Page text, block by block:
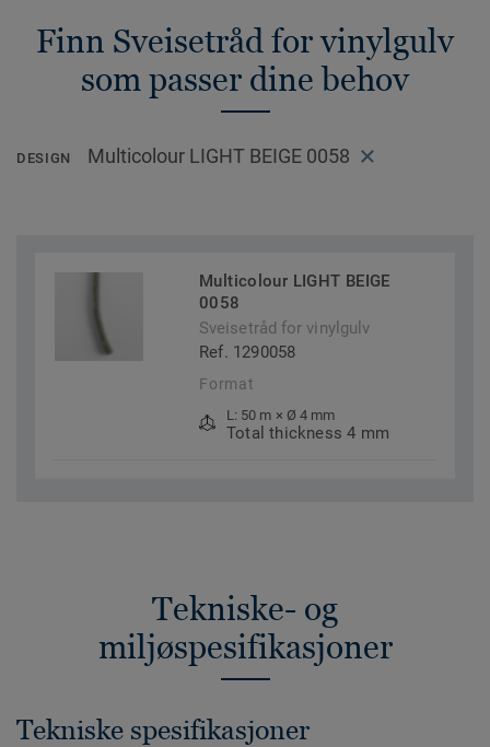
Finn Sveisetråd for vinylgulv
som passer dine behov
DESIGN Multicolour LIGHT BEIGE 0058
Multicolour LIGHT BEIGE
0058
Sveisetråd for vinylgulv
Ref. 1290058
Format
L: 50 m × Ø 4 mm
Total thickness 4 mm
Tekniske- og
miljøspesifikasjoner
Tekniske spesifikasjoner